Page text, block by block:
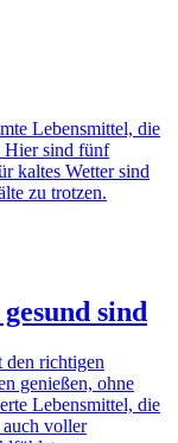
Lebensmittel, die
Hier sind fünf
kaltes Wetter sind
zu trotzen.
sind
den richtigen
genießen, ohne
Lebensmittel, die
auch voller